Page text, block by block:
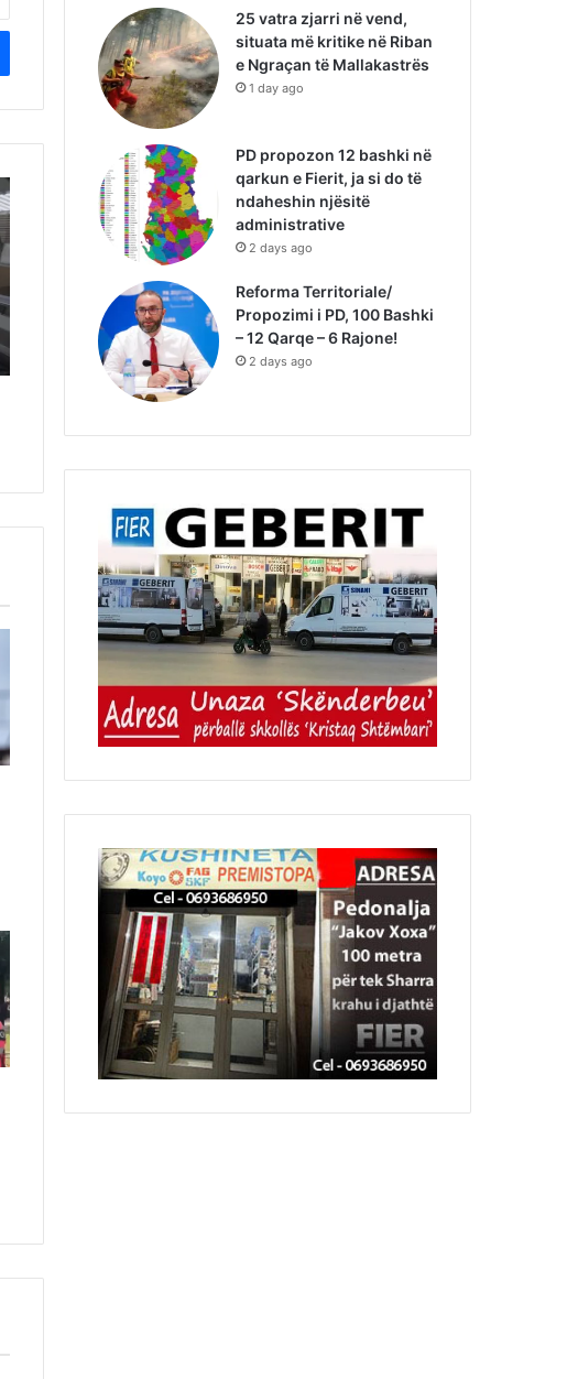
25 vatra zjarri në vend,
situata më kritike në Riban
e Ngraçan të Mallakastrës
1 day ago
PD propozon 12 bashki në
qarkun e Fierit, ja si do të
ndaheshin njësitë
administrative
2 days ago
Reforma Territoriale/
Propozimi i PD, 100 Bashki
– 12 Qarqe – 6 Rajone!
2 days ago